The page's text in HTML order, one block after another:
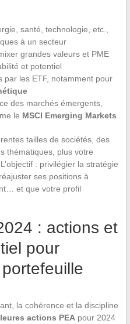
santé, technologie, etc.,
à un secteur
grandes valeurs et PME
et potentiel
par les ETF, notamment pour
des marchés émergents,
le MSCI Emerging Markets
tailles de sociétés, des
thématiques, plus votre
: privilégier la stratégie
ses positions à
et que votre profil
: actions et
pour
la cohérence et la discipline
actions PEApour 2024